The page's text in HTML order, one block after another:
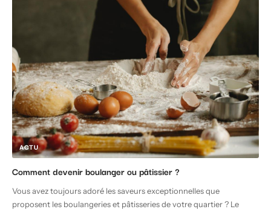
ACTU
Comment devenir boulanger ou pâtissier ?
Vous avez toujours adoré les saveurs exceptionnelles que
proposent les boulangeries et pâtisseries de votre quartier ? Le